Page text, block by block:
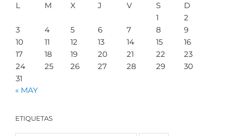
L
M X J V S
D
1
2
3
4 5 6 7 8
9
10
11 12 13 14 15
16
17
18 19 20 21 22
23
24
25 26 27 28 29
30
31
« MAY
ETIQUETAS